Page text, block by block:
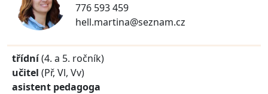
776 593 459
hell.martina@seznam.cz
třídní(4. a 5. ročník)
učitel (Př, Vl, Vv)
asistent pedagoga